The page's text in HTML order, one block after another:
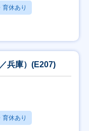
育休あり
兵庫）(E207)
育休あり